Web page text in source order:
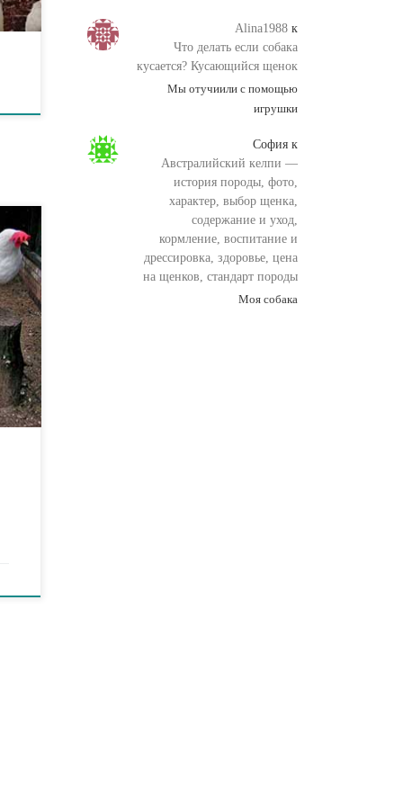
Alina1988 к
Что делать если собака
кусается? Кусающийся щенок
Мы отучиили с помощью
игрушки
София к
Австралийский келпи —
история породы, фото,
характер, выбор щенка,
содержание и уход,
кормление, воспитание и
дрессировка, здоровье, цена
на щенков, стандарт породы
Моя собака